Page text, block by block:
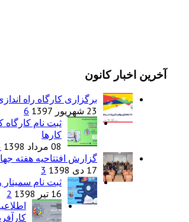
آخرین اخبار کانون
برگزاری کارگاه راه
23 شهریور 1397
6
ثبت نام کارگاه
کارها
08 مرداد 1398
گزارش افتتاحیه هفته
17 دی 1398
3
ثبت نام سمینار
16 تیر 1398
2